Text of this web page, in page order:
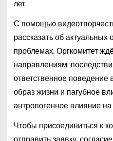
лет.
С помощью
рассказать об
проблемах. Оргкомитет
направлениям:
ответственное поведение
образ жизни и пагубное
антропогенное влияние
Чтобы присоединиться к